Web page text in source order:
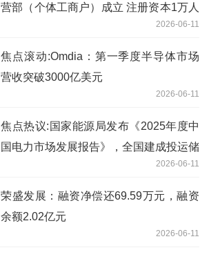
营部（个体工商户）成立 注册资本1万人
2026-06-11
焦点滚动:Omdia：第一季度半导体市场
营收突破3000亿美元
2026-06-11
焦点热议:国家能源局发布《2025年度中
国电力市场发展报告》，全国建成投运储
2026-06-11
荣盛发展：融资净偿还69.59万元，融资
余额2.02亿元
2026-06-11